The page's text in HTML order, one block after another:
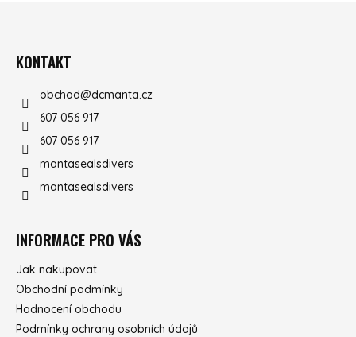
KONTAKT
obchod@dcmanta.cz
607 056 917
607 056 917
mantasealsdivers
mantasealsdivers
INFORMACE PRO VÁS
Jak nakupovat
Obchodní podmínky
Hodnocení obchodu
Podmínky ochrany osobních údajů